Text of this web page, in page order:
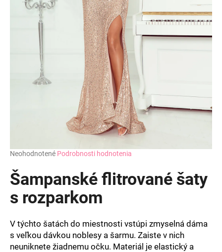
Priemerné
produktu
je
z
hviezdičiek.
Neohodnotené Podrobnosti hodnotenia
Šampanské flitrované šaty
s rozparkom
V týchto šatách do miestnosti vstúpi zmyselná dáma
s veľkou dávkou noblesy a šarmu. Zaiste v nich
neuniknete žiadnemu očku. Materiál je elastický a